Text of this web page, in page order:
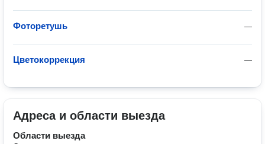
—
Фоторетушь
—
Цветокоррекция
Адреса и области выезда
Области выезда